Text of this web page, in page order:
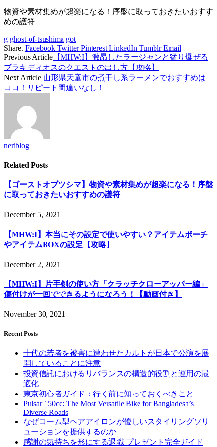
物資や素材集めが超楽になる！序盤に取っておきたいおすす
めの護符
g ghost-of-tsushima got
Share. Facebook Twitter Pinterest LinkedIn Tumblr Email
Previous Article 【MHW:I】激昂したラージャンと猛り爆ぜる
ブラキディオスのクエストの出し方【攻略】
Next Article 山形県天童市の煮干し系ラーメンでおすすめは
ココ！リピート間違いなし！
neriblog
Related Posts
【ゴーストオブツシマ】物資や素材集めが超楽になる！序盤
に取っておきたいおすすめの護符
December 5, 2021
【MHW:I】本当にその設定で使いやすい？アイテムポーチ
やアイテムBOXの設定【攻略】
December 2, 2021
【MHW:I】片手剣の使い方「クラッチクローアッパー編」
傷付けが一回でできるようになろう！【動画付き】
November 30, 2021
Recent Posts
十代の若者を被害に遭わせたカルトが日本で公演を展
開していることに注意
投資信託におけるリバランスの構造的役割と運用の最
適化
東京初心者ガイド：行く前に知っておくべきこと
Pulsar 150cc: The Most Versatile Bike for Bangladesh’s
Diverse Roads
なぜコーム型ヘアアイロンが優しいスタイリングソリ
ューションを提供するのか
感謝の気持ちを形にする退職 プレゼント完全ガイド